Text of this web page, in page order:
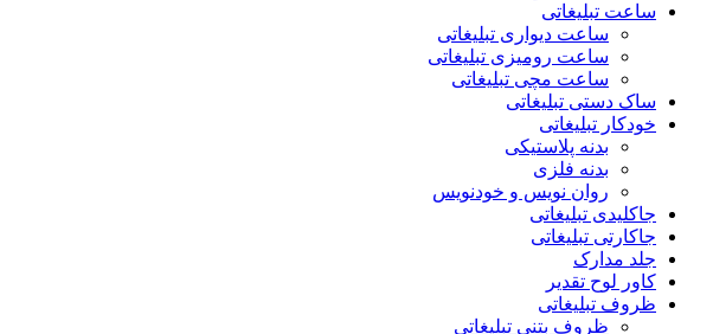
ساعت تبلیغاتی
ساعت دیواری تبلیغاتی
ساعت رومیزی تبلیغاتی
ساعت مچی تبلیغاتی
ساک دستی تبلیغاتی
خودکار تبلیغاتی
بدنه پلاستیکی
بدنه فلزی
روان نویس و خودنویس
جاکلیدی تبلیغاتی
جاکارتی تبلیغاتی
جلد مدارک
کاور لوح تقدیر
ظروف تبلیغاتی
ظروف بتنی تبلیغاتی